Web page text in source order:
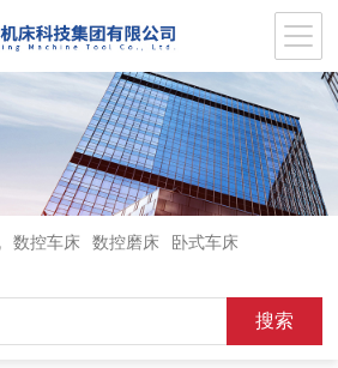
数控车床 数控磨床
卧式车床